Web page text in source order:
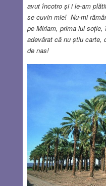
avut încotro și i le-am
se cuvin mie! Nu-mi
pe Miriam, prima lui
adevărat că nu știu carte,
de nas!